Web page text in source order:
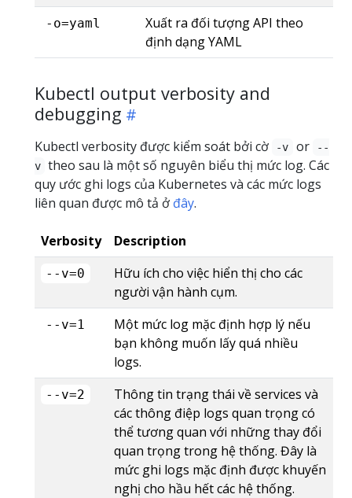
-o=yaml
Xuất ra đối tượng API theo
định dạng YAML
Kubectl output verbosity and
debugging
Kubectl verbosity được kiểm soát bởi cờ -v or
--
v theo sau là một số nguyên biểu thị mức log. Các
quy ước ghi logs của Kubernetes và các mức logs
liên quan được mô tả ở đây.
Verbosity Description
--v=0
Hữu ích cho việc hiển thị cho các
người vận hành cụm.
--v=1
Một mức log mặc định hợp lý nếu
bạn không muốn lấy quá nhiều
logs.
--v=2
Thông tin trạng thái về services và
các thông điệp logs quan trọng có
thể tương quan với những thay đổi
quan trọng trong hệ thống. Đây là
mức ghi logs mặc định được khuyến
nghị cho hầu hết các hệ thống.